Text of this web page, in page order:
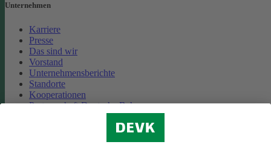
Unternehmen
Karriere
Presse
Das sind wir
Vorstand
Unternehmensberichte
Standorte
Kooperationen
Partnerschaft Deutsche Bahn